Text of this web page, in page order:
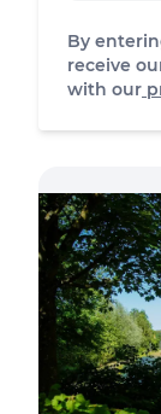
By
receive
with our
Access the